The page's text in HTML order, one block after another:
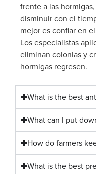
frente a las
disminuir con el
mejor es confiar en
Los especialistas
eliminan colonias y
hormigas regresen.
What is the best
What can I put
How do farmers
What is the best